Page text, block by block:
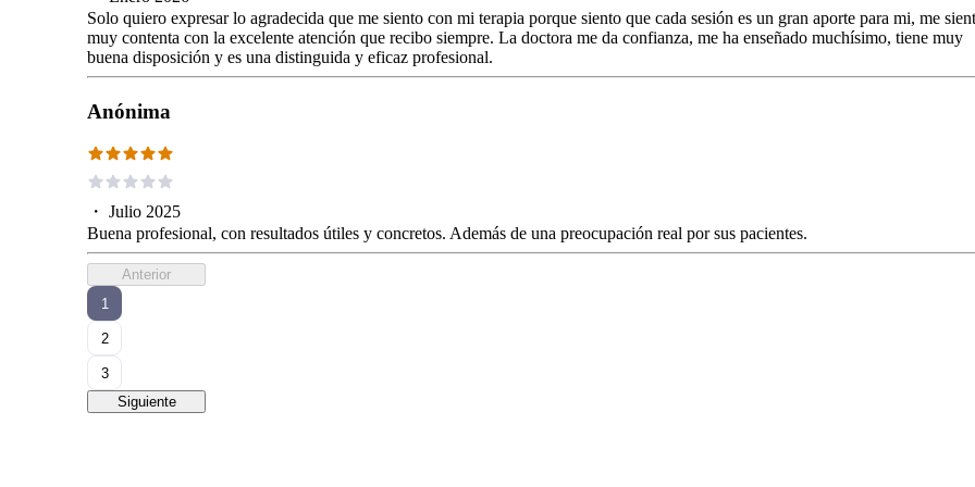
Solo quiero expresar lo agradecida que me siento con mi terapia porque siento que cada sesión es un gran aporte para mi, me
muy contenta con la excelente atención que recibo siempre. La doctora me da confianza, me ha enseñado muchísimo, tiene muy
buena disposición y es una distinguida y eficaz profesional.
Anónima
・ Julio 2025
Buena profesional, con resultados útiles y concretos. Además de una preocupación real por sus pacientes.
Anterior
1
2
3
Siguiente